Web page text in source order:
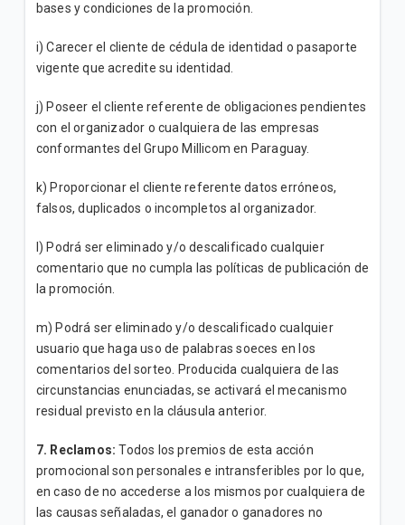
bases y condiciones de la promoción.
i) Carecer el cliente de cédula de identidad o pasaporte
vigente que acredite su identidad.
j) Poseer el cliente referente de obligaciones pendientes
con el organizador o cualquiera de las empresas
conformantes del Grupo Millicom en Paraguay.
k) Proporcionar el cliente referente datos erróneos,
falsos, duplicados o incompletos al organizador.
l) Podrá ser eliminado y/o descalificado cualquier
comentario que no cumpla las políticas de publicación de
la promoción.
m) Podrá ser eliminado y/o descalificado cualquier
usuario que haga uso de palabras soeces en los
comentarios del sorteo. Producida cualquiera de las
circunstancias enunciadas, se activará el mecanismo
residual previsto en la cláusula anterior.
7. Reclamos: Todos los premios de esta acción
promocional son personales e intransferibles por lo que,
en caso de no accederse a los mismos por cualquiera de
las causas señaladas, el ganador o ganadores no